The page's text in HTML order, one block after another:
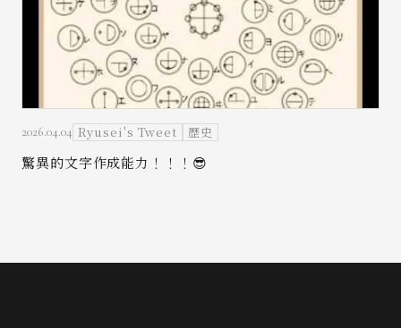
2026.04.04 Ryusei's Tweet 歴史
驚異的文字作成能力！！！😎